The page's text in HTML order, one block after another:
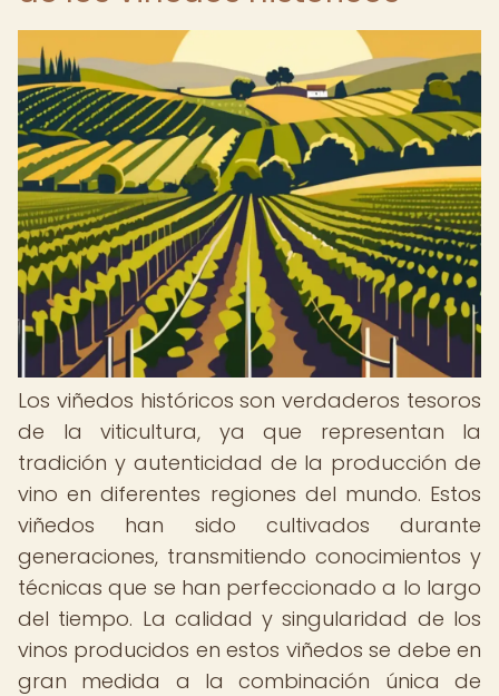
Los viñedos históricos son verdaderos tesoros
de la viticultura, ya que representan la
tradición y autenticidad de la producción de
vino en diferentes regiones del mundo. Estos
viñedos han sido cultivados durante
generaciones, transmitiendo conocimientos y
técnicas que se han perfeccionado a lo largo
del tiempo. La calidad y singularidad de los
vinos producidos en estos viñedos se debe en
gran medida a la combinación única de